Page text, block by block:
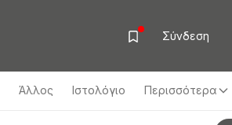
Σύνδεση
Άλλος Ιστολόγιο Περισσότερα